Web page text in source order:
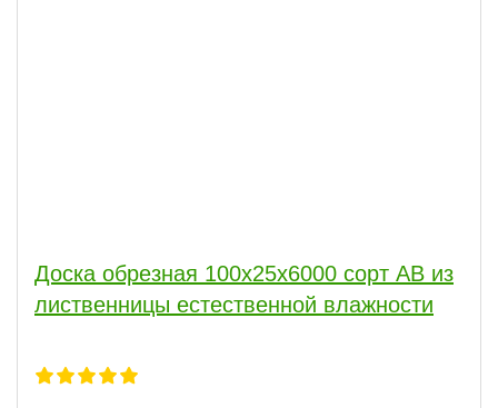
Доска обрезная 100x25x6000 сорт АВ из
лиственницы естественной влажности